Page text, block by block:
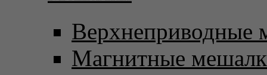
Верхнеприводные
Магнитные